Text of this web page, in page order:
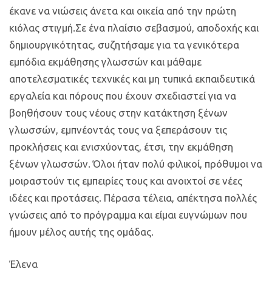
έκανε να νιώσεις άνετα και οικεία από την πρώτη
κιόλας στιγμή.Σε ένα πλαίσιο σεβασμού, αποδοχής και
δημιουργικότητας, συζητήσαμε για τα γενικότερα
εμπόδια εκμάθησης γλωσσών και μάθαμε
αποτελεσματικές τεχνικές και μη τυπικά εκπαιδευτικά
εργαλεία και πόρους που έχουν σχεδιαστεί για να
βοηθήσουν τους νέους στην κατάκτηση ξένων
γλωσσών, εμπνέοντάς τους να ξεπεράσουν τις
προκλήσεις και ενισχύοντας, έτσι, την εκμάθηση
ξένων γλωσσών. Όλοι ήταν πολύ φιλικοί, πρόθυμοι να
μοιραστούν τις εμπειρίες τους και ανοιχτοί σε νέες
ιδέες και προτάσεις. Πέρασα τέλεια, απέκτησα πολλές
γνώσεις από το πρόγραμμα και είμαι ευγνώμων που
ήμουν μέλος αυτής της ομάδας.
Έλενα